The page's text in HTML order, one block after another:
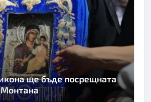
ще бъде посрещната